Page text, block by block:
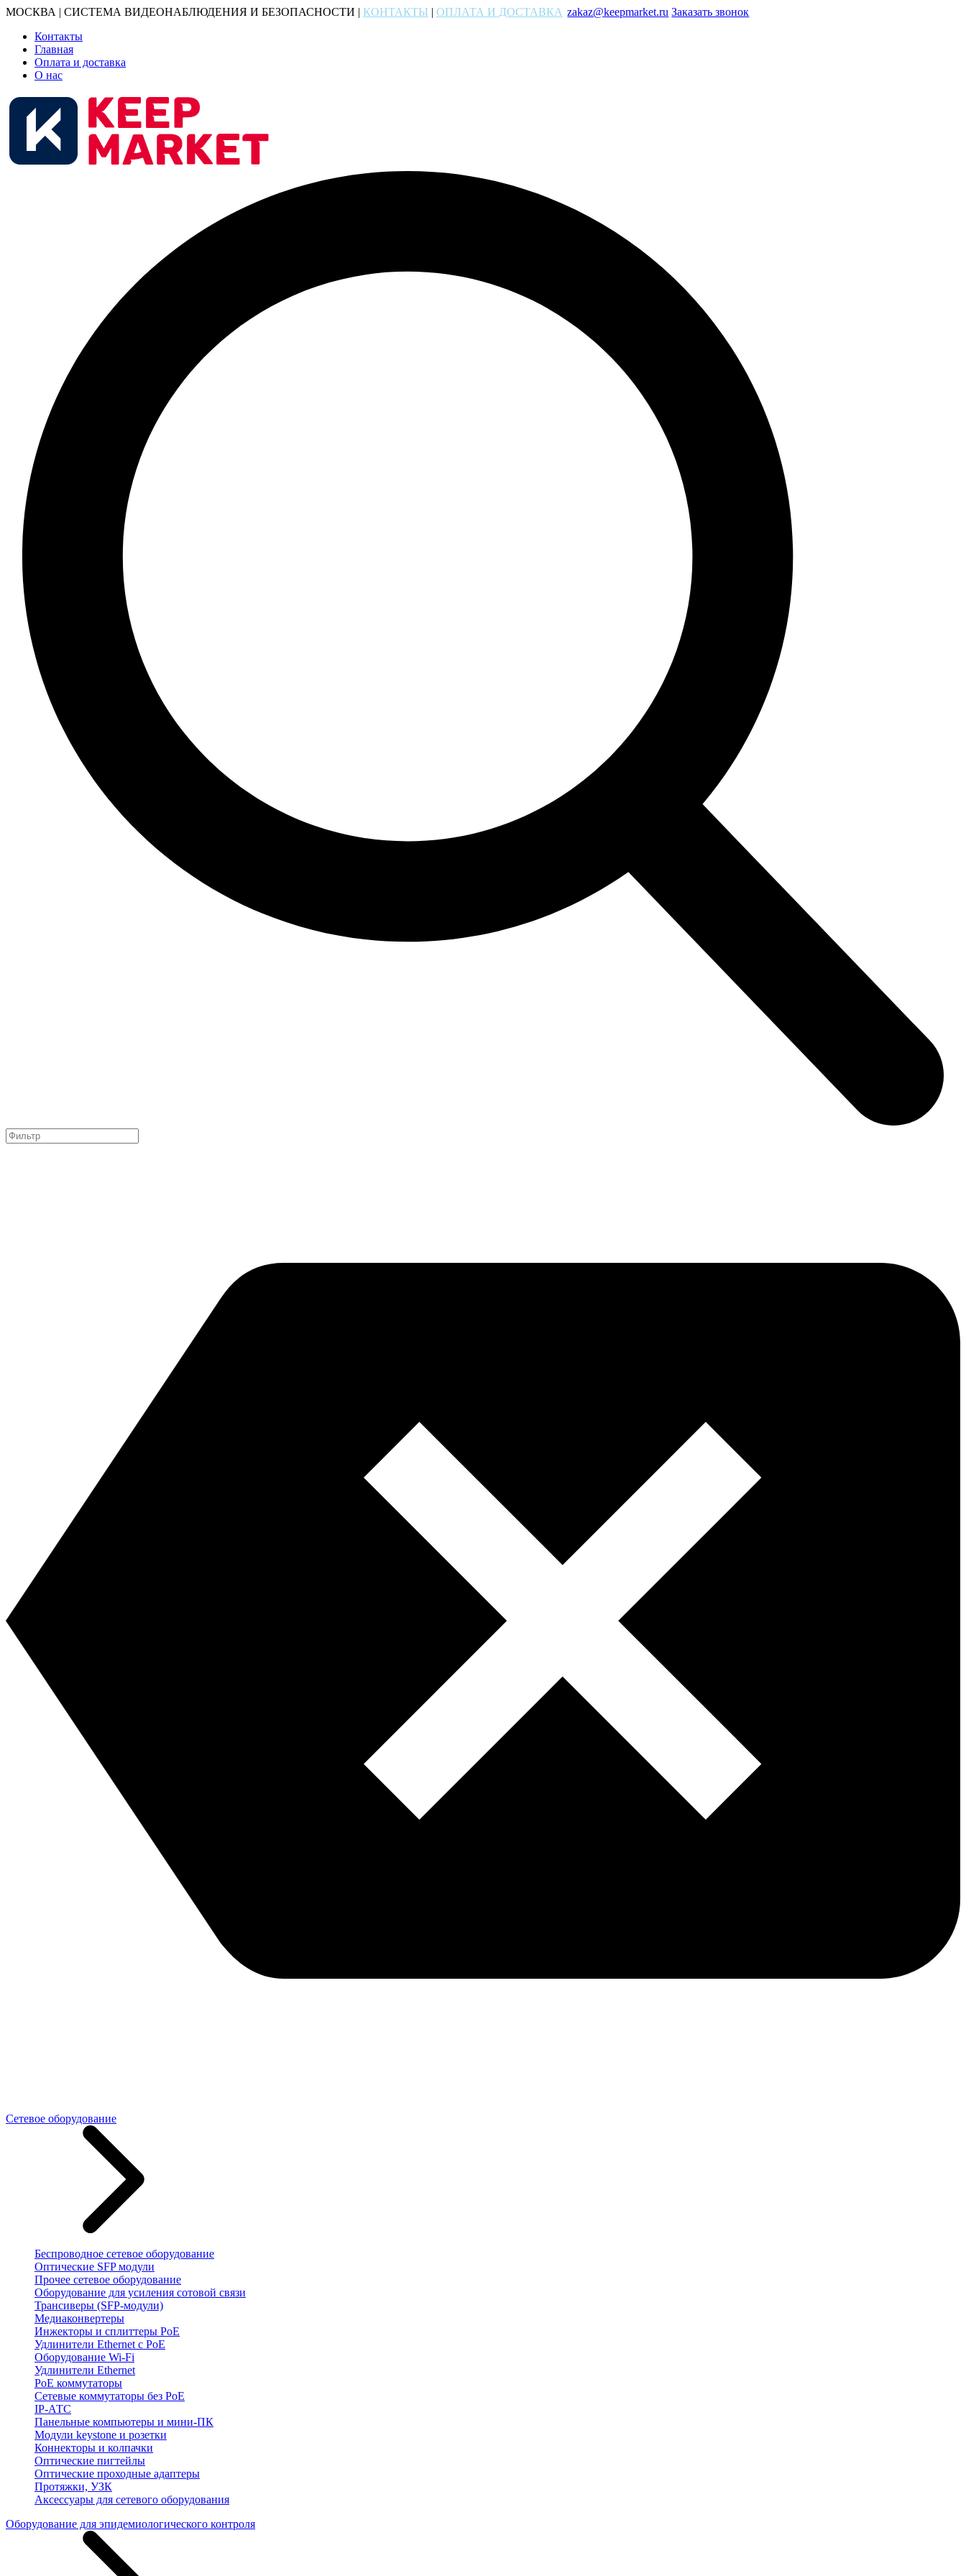
МОСКВА | СИСТЕМА ВИДЕОНАБЛЮДЕНИЯ И БЕЗОПАСНОСТИ | КОНТАКТЫ | ОПЛАТА И ДОСТАВКА zakaz@keepmarket.ru Заказать звонок
Контакты
Главная
Оплата и доставка
О нас
Сетевое оборудование
Беспроводное сетевое оборудование
Оптические SFP модули
Прочее сетевое оборудование
Оборудование для усиления сотовой связи
Трансиверы (SFP-модули)
Медиаконвертеры
Инжекторы и сплиттеры PoE
Удлинители Ethernet с PoE
Оборудование Wi-Fi
Удлинители Ethernet
PoE коммутаторы
Сетевые коммутаторы без PoE
IP-АТС
Панельные компьютеры и мини-ПК
Модули keystone и розетки
Коннекторы и колпачки
Оптические пигтейлы
Оптические проходные адаптеры
Протяжки, УЗК
Аксессуары для сетевого оборудования
Оборудование для эпидемиологического контроля